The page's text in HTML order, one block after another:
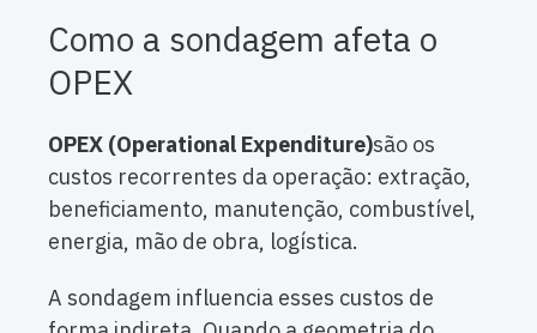
Como a sondagem afeta o
OPEX
OPEX (Operational Expenditure)são os
custos recorrentes da operação: extração,
beneficiamento, manutenção, combustível,
energia, mão de obra, logística.
A sondagem influencia esses custos de